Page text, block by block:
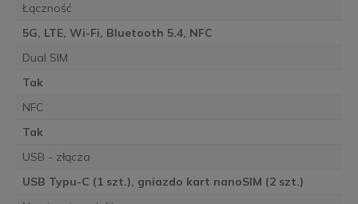
Łączność
5G, LTE, Wi-Fi, Bluetooth 5.4, NFC
Dual SIM
Tak
NFC
Tak
USB - złącza
USB Typu-C (1 szt.), gniazdo kart nanoSIM (2 szt.)